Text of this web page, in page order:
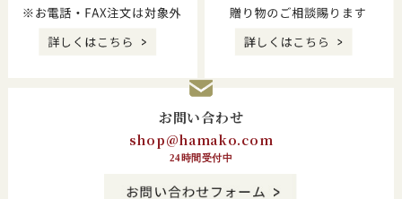
お問い合わせ
shop@hamako.com
24時間受付中